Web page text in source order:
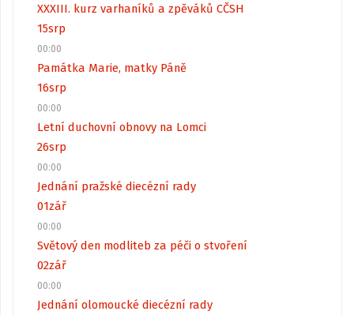
XXXIII. kurz varhaníků a zpěváků CČSH
15srp
00:00
Památka Marie, matky Páně
16srp
00:00
Letní duchovní obnovy na Lomci
26srp
00:00
Jednání pražské diecézní rady
01zář
00:00
Světový den modliteb za péči o stvoření
02zář
00:00
Jednání olomoucké diecézní rady